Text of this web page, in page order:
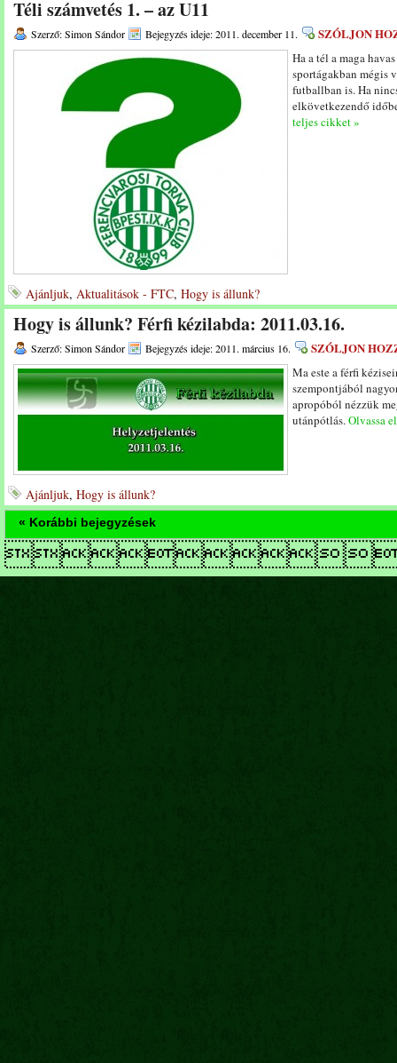
Téli számvetés 1. – az U11
Szerző: Simon Sándor Bejegyzés ideje: 2011. december 11. SZÓLJON
Ha a tél a maga
sportágakban mégis
futballban is. Ha
elkövetkezendő
teljes cikket »
Ajánljuk, Aktualitások - FTC, Hogy is állunk?
Hogy is állunk? Férfi kézilabda: 2011.03.16.
Szerző: Simon Sándor Bejegyzés ideje: 2011. március 16. SZÓLJON
Ma este a férfi
szempontjából
apropóból nézzük
utánpótlás.Olvassa
Ajánljuk, Hogy is állunk?
« Korábbi bejegyzések